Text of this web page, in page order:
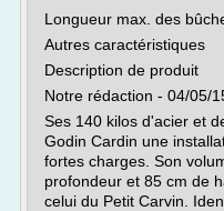
Longueur max. des
Autres caractéristiques
Description de produit
Notre rédaction - 04/05/
Ses 140 kilos d'acier et
Godin Cardin une
fortes charges. Son
profondeur et 85 cm de
celui du Petit Carvin.